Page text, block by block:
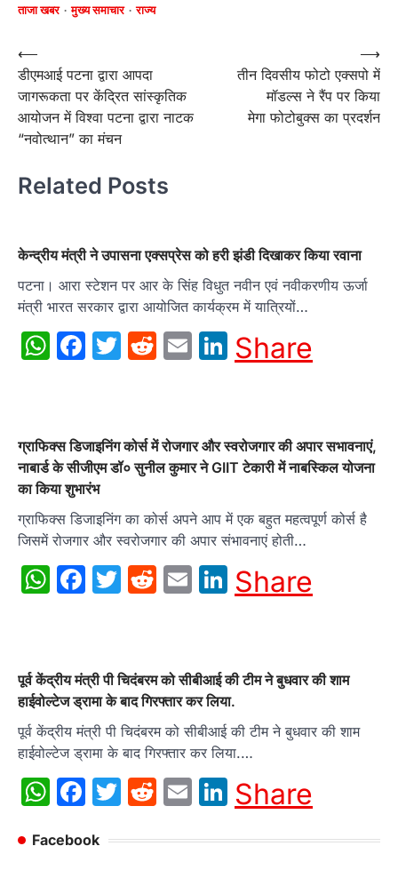
ताजा खबर मुख्य समाचार राज्य
Post
navigation
⟵
डीएमआई पटना द्वारा आपदा
जागरूकता पर केंद्रित सांस्कृतिक
आयोजन में विश्वा पटना द्वारा नाटक
“नवोत्थान” का मंचन
तीन दिवसीय फोटो एक्सपो में
मॉडल्स ने रैंप पर किया
मेगा फोटोबुक्स का प्रदर्शन
⟶
Related Posts
केन्द्रीय मंत्री ने उपासना एक्सप्रेस को हरी झंडी दिखाकर किया रवाना
पटना। आरा स्टेशन पर आर के सिंह विधुत नवीन एवं नवीकरणीय ऊर्जा
मंत्री भारत सरकार द्वारा आयोजित कार्यक्रम में यात्रियों…
WhatsApp
Facebook
Twitter
Reddit
EmailLinkedIn
Share
ग्राफिक्स डिजाइनिंग कोर्स में रोजगार और स्वरोजगार की अपार सभावनाएं,
नाबार्ड के सीजीएम डॉ० सुनील कुमार ने GIIT टेकारी में नाबस्किल योजना
का किया शुभारंभ
ग्राफिक्स डिजाइनिंग का कोर्स अपने आप में एक बहुत महत्वपूर्ण कोर्स है
जिसमें रोजगार और स्वरोजगार की अपार संभावनाएं होती…
WhatsApp
Facebook
Twitter
Reddit
EmailLinkedIn
Share
पूर्व केंद्रीय मंत्री पी चिदंबरम को सीबीआई की टीम ने बुधवार की शाम
हाईवोल्टेज ड्रामा के बाद गिरफ्तार कर लिया.
पूर्व केंद्रीय मंत्री पी चिदंबरम को सीबीआई की टीम ने बुधवार की शाम
हाईवोल्टेज ड्रामा के बाद गिरफ्तार कर लिया.…
WhatsApp
Facebook
Twitter
Reddit
EmailLinkedIn
Share
Facebook